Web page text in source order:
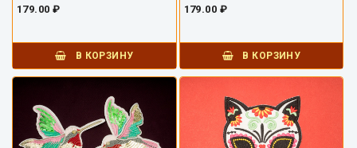
179.00 ₽
В КОРЗИНУ
179.00 ₽
В КОРЗИНУ